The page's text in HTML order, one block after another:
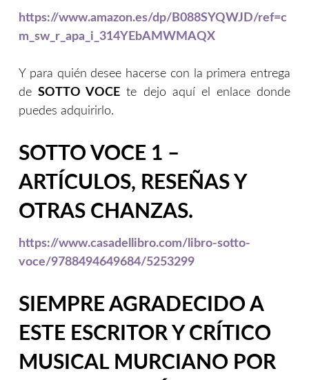
https://www.amazon.es/dp/B088SYQWJD/ref=c
m_sw_r_apa_i_314YEbAMWMAQX
Y para quién desee hacerse con la primera entrega
deSOTTO VOCE te dejo aquí el enlace donde
puedes adquirirlo.
SOTTO VOCE 1 –
ARTÍCULOS, RESEÑAS Y
OTRAS CHANZAS.
https://www.casadellibro.com/libro-sotto-
voce/9788494649684/5253299
SIEMPRE AGRADECIDO A
ESTE ESCRITOR Y CRÍTICO
MUSICAL MURCIANO POR